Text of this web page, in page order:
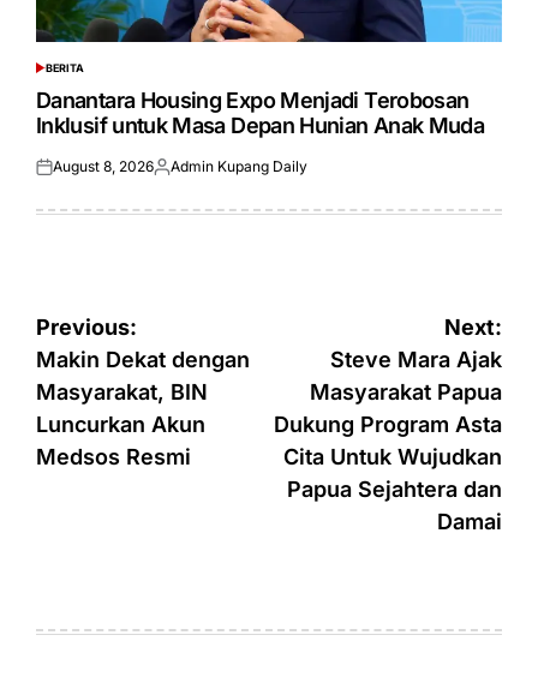
POSTED
IN
BERITA
Danantara Housing Expo Menjadi Terobosan
Inklusif untuk Masa Depan Hunian Anak Muda
Posted
August 8, 2026Posted
Admin Kupang Daily
Post
navigation
Previous:
Makin Dekat dengan
Masyarakat, BIN
Luncurkan Akun
Medsos Resmi
Next:
Steve Mara Ajak
Masyarakat Papua
Dukung Program Asta
Cita Untuk Wujudkan
Papua Sejahtera dan
Damai